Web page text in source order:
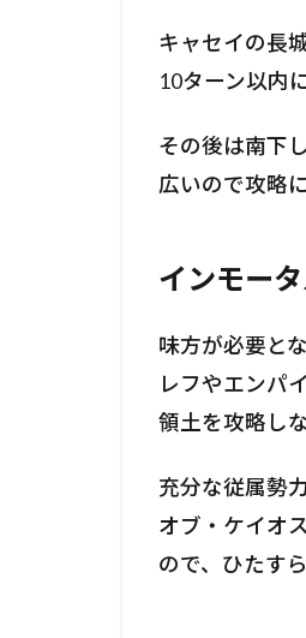
キャセイの長
10ターン以内
その後は南下
広いので攻略
インモー
味方が必要と
レフやエンパ
領土を攻略し
充分な従属勢
オブ・ケイオ
ので、ひたす